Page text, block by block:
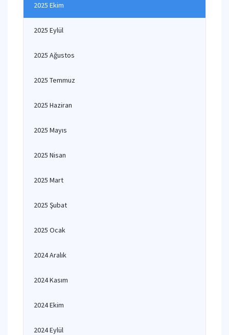
2025 Ekim
2025 Eylül
2025 Ağustos
2025 Temmuz
2025 Haziran
2025 Mayıs
2025 Nisan
2025 Mart
2025 Şubat
2025 Ocak
2024 Aralık
2024 Kasım
2024 Ekim
2024 Eylül